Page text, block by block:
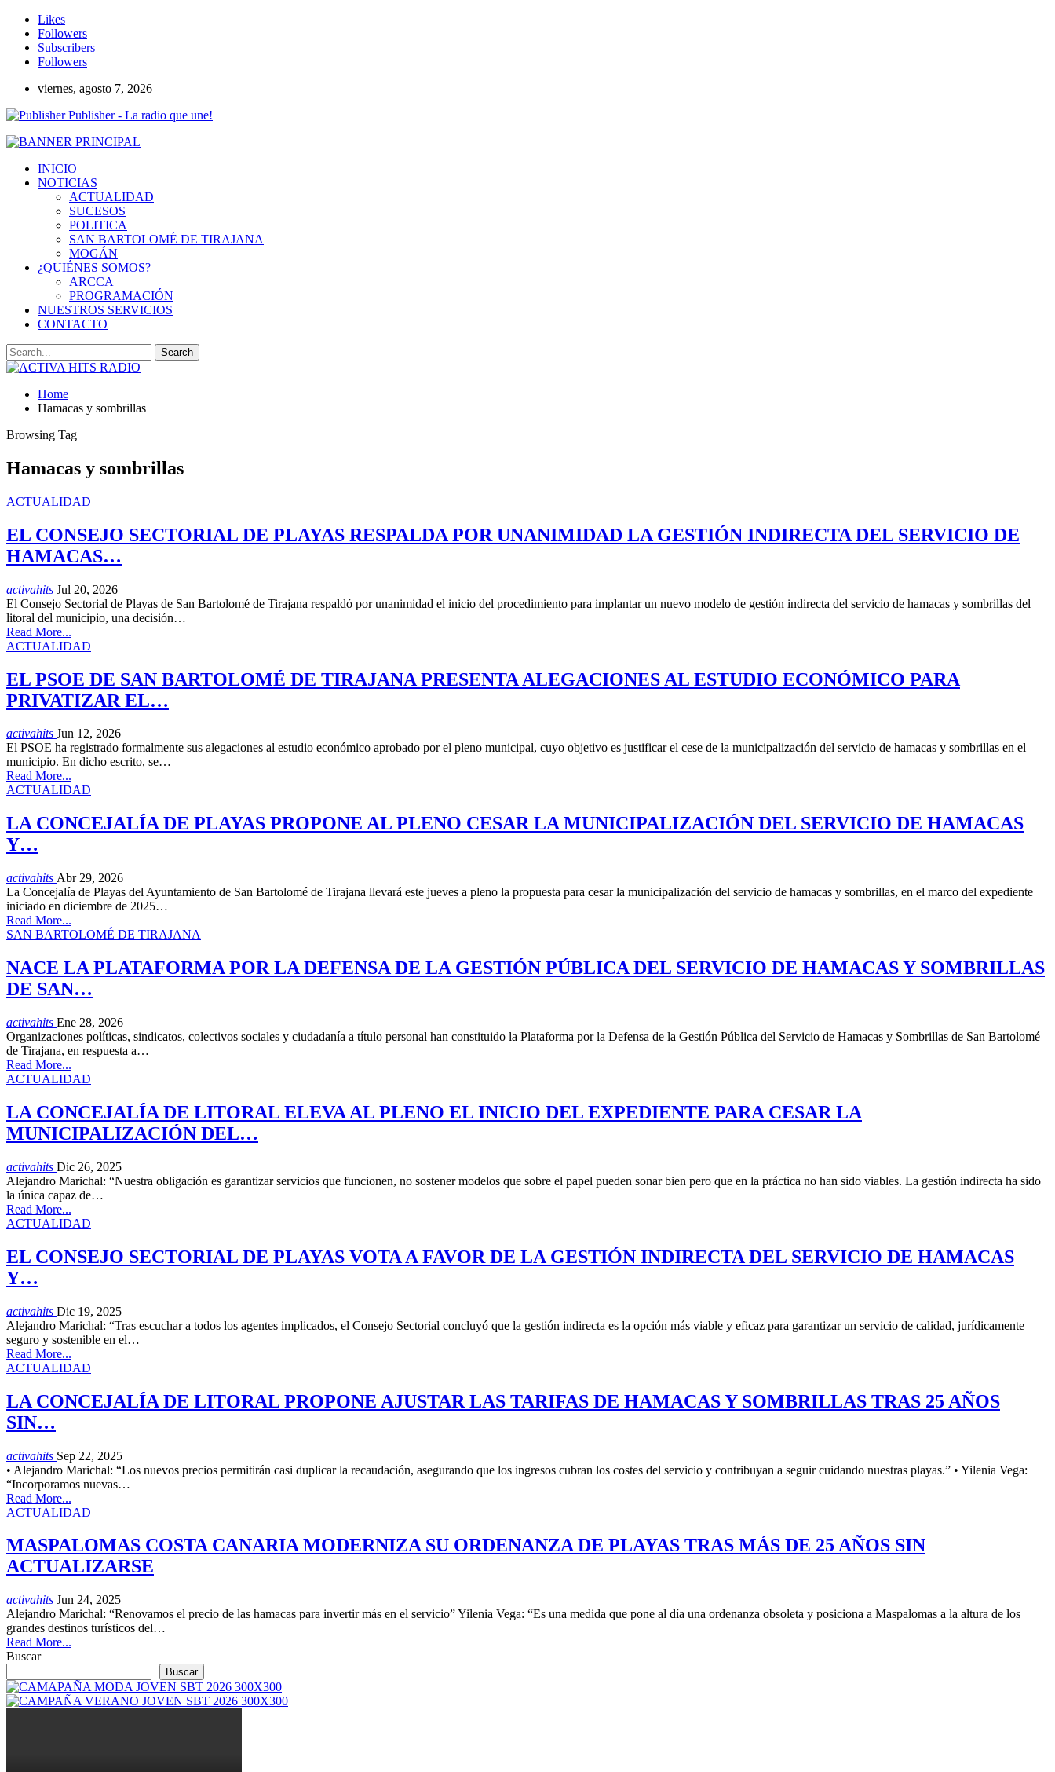
Likes
Followers
Subscribers
Followers
viernes, agosto 7, 2026
Publisher - La radio que une!
INICIO
NOTICIAS
ACTUALIDAD
SUCESOS
POLITICA
SAN BARTOLOMÉ DE TIRAJANA
MOGÁN
¿QUIÉNES SOMOS?
ARCCA
PROGRAMACIÓN
NUESTROS SERVICIOS
CONTACTO
Home
Hamacas y sombrillas
Browsing Tag
Hamacas y sombrillas
ACTUALIDAD
EL CONSEJO SECTORIAL DE PLAYAS RESPALDA POR UNANIMIDAD LA GESTIÓN INDIRECTA DEL SERVICIO DE
HAMACAS…
activahits Jul 20, 2026
El Consejo Sectorial de Playas de San Bartolomé de Tirajana respaldó por unanimidad el inicio del procedimiento para implantar un nuevo modelo de gestión indirecta del servicio de hamacas y sombrillas del
litoral del municipio, una decisión…
Read More...
ACTUALIDAD
EL PSOE DE SAN BARTOLOMÉ DE TIRAJANA PRESENTA ALEGACIONES AL ESTUDIO ECONÓMICO PARA
PRIVATIZAR EL…
activahits Jun 12, 2026
El PSOE ha registrado formalmente sus alegaciones al estudio económico aprobado por el pleno municipal, cuyo objetivo es justificar el cese de la municipalización del servicio de hamacas y sombrillas en el
municipio. En dicho escrito, se…
Read More...
ACTUALIDAD
LA CONCEJALÍA DE PLAYAS PROPONE AL PLENO CESAR LA MUNICIPALIZACIÓN DEL SERVICIO DE HAMACAS
Y…
activahits Abr 29, 2026
La Concejalía de Playas del Ayuntamiento de San Bartolomé de Tirajana llevará este jueves a pleno la propuesta para cesar la municipalización del servicio de hamacas y sombrillas, en el marco del expediente
iniciado en diciembre de 2025…
Read More...
SAN BARTOLOMÉ DE TIRAJANA
NACE LA PLATAFORMA POR LA DEFENSA DE LA GESTIÓN PÚBLICA DEL SERVICIO DE HAMACAS Y SOMBRILLAS
DE SAN…
activahits Ene 28, 2026
Organizaciones políticas, sindicatos, colectivos sociales y ciudadanía a título personal han constituido la Plataforma por la Defensa de la Gestión Pública del Servicio de Hamacas y Sombrillas de San Bartolomé
de Tirajana, en respuesta a…
Read More...
ACTUALIDAD
LA CONCEJALÍA DE LITORAL ELEVA AL PLENO EL INICIO DEL EXPEDIENTE PARA CESAR LA
MUNICIPALIZACIÓN DEL…
activahits Dic 26, 2025
Alejandro Marichal: “Nuestra obligación es garantizar servicios que funcionen, no sostener modelos que sobre el papel pueden sonar bien pero que en la práctica no han sido viables. La gestión indirecta ha sido
la única capaz de…
Read More...
ACTUALIDAD
EL CONSEJO SECTORIAL DE PLAYAS VOTA A FAVOR DE LA GESTIÓN INDIRECTA DEL SERVICIO DE HAMACAS
Y…
activahits Dic 19, 2025
Alejandro Marichal: “Tras escuchar a todos los agentes implicados, el Consejo Sectorial concluyó que la gestión indirecta es la opción más viable y eficaz para garantizar un servicio de calidad, jurídicamente
seguro y sostenible en el…
Read More...
ACTUALIDAD
LA CONCEJALÍA DE LITORAL PROPONE AJUSTAR LAS TARIFAS DE HAMACAS Y SOMBRILLAS TRAS 25 AÑOS
SIN…
activahits Sep 22, 2025
• Alejandro Marichal: “Los nuevos precios permitirán casi duplicar la recaudación, asegurando que los ingresos cubran los costes del servicio y contribuyan a seguir cuidando nuestras playas.” • Yilenia Vega:
“Incorporamos nuevas…
Read More...
ACTUALIDAD
MASPALOMAS COSTA CANARIA MODERNIZA SU ORDENANZA DE PLAYAS TRAS MÁS DE 25 AÑOS SIN
ACTUALIZARSE
activahits Jun 24, 2025
Alejandro Marichal: “Renovamos el precio de las hamacas para invertir más en el servicio” Yilenia Vega: “Es una medida que pone al día una ordenanza obsoleta y posiciona a Maspalomas a la altura de los
grandes destinos turísticos del…
Read More...
Buscar
Buscar